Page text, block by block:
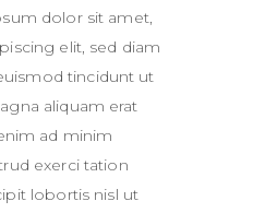
dolor sit amet,
elit, sed diam
tincidunt ut
aliquam erat
ad minim
exerci tation
lobortis nisl ut